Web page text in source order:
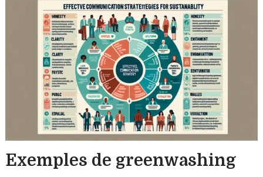
Exemples de greenwashing